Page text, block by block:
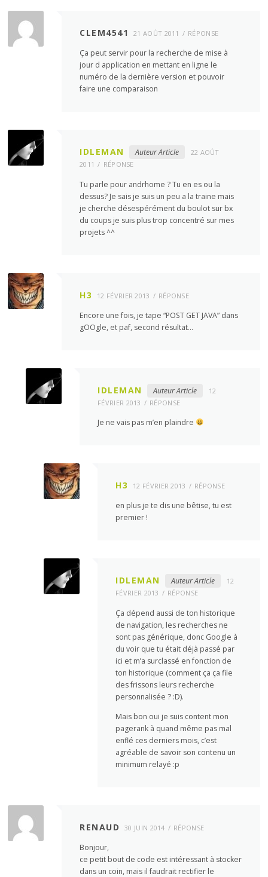
CLEM4541 21 AOÛT 2011 RÉPONSE
Ça peut servir pour la recherche de mise à
jour d application en mettant en ligne le
numéro de la dernière version et pouvoir
faire une comparaison
IDLEMAN Auteur Article
22 AOÛT
2011
RÉPONSE
Tu parle pour andrhome ? Tu en es ou la
dessus? Je sais je suis un peu a la traine mais
je cherche désespérément du boulot sur bx
du coups je suis plus trop concentré sur mes
projets ^^
H3 12 FÉVRIER 2013 RÉPONSE
Encore une fois, je tape “POST GET JAVA” dans
gOOgle, et paf, second résultat…
IDLEMAN Auteur Article
12
FÉVRIER 2013
RÉPONSE
Je ne vais pas m’en plaindre
H3 12 FÉVRIER 2013 RÉPONSE
en plus je te dis une bêtise, tu est
premier !
IDLEMAN Auteur Article
12
FÉVRIER 2013
RÉPONSE
Ça dépend aussi de ton historique
de navigation, les recherches ne
sont pas générique, donc Google à
du voir que tu était déjà passé par
ici et m’a surclassé en fonction de
ton historique (comment ça ça file
des frissons leurs recherche
personnalisée ? :D).
Mais bon oui je suis content mon
pagerank à quand même pas mal
enflé ces derniers mois, c’est
agréable de savoir son contenu un
minimum relayé :p
RENAUD 30 JUIN 2014 RÉPONSE
Bonjour,
ce petit bout de code est intéressant à stocker
dans un coin, mais il faudrait rectifier le